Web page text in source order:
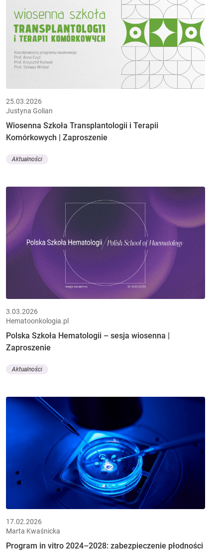
25.03.2026
Justyna Golian
Wiosenna Szkoła Transplantologii i Terapii
Komórkowych | Zaproszenie
Aktualności
3.03.2026
Hematoonkologia.pl
Polska Szkoła Hematologii – sesja wiosenna |
Zaproszenie
Aktualności
17.02.2026
Marta Kwaśnicka
Program in vitro 2024–2028: zabezpieczenie płodności